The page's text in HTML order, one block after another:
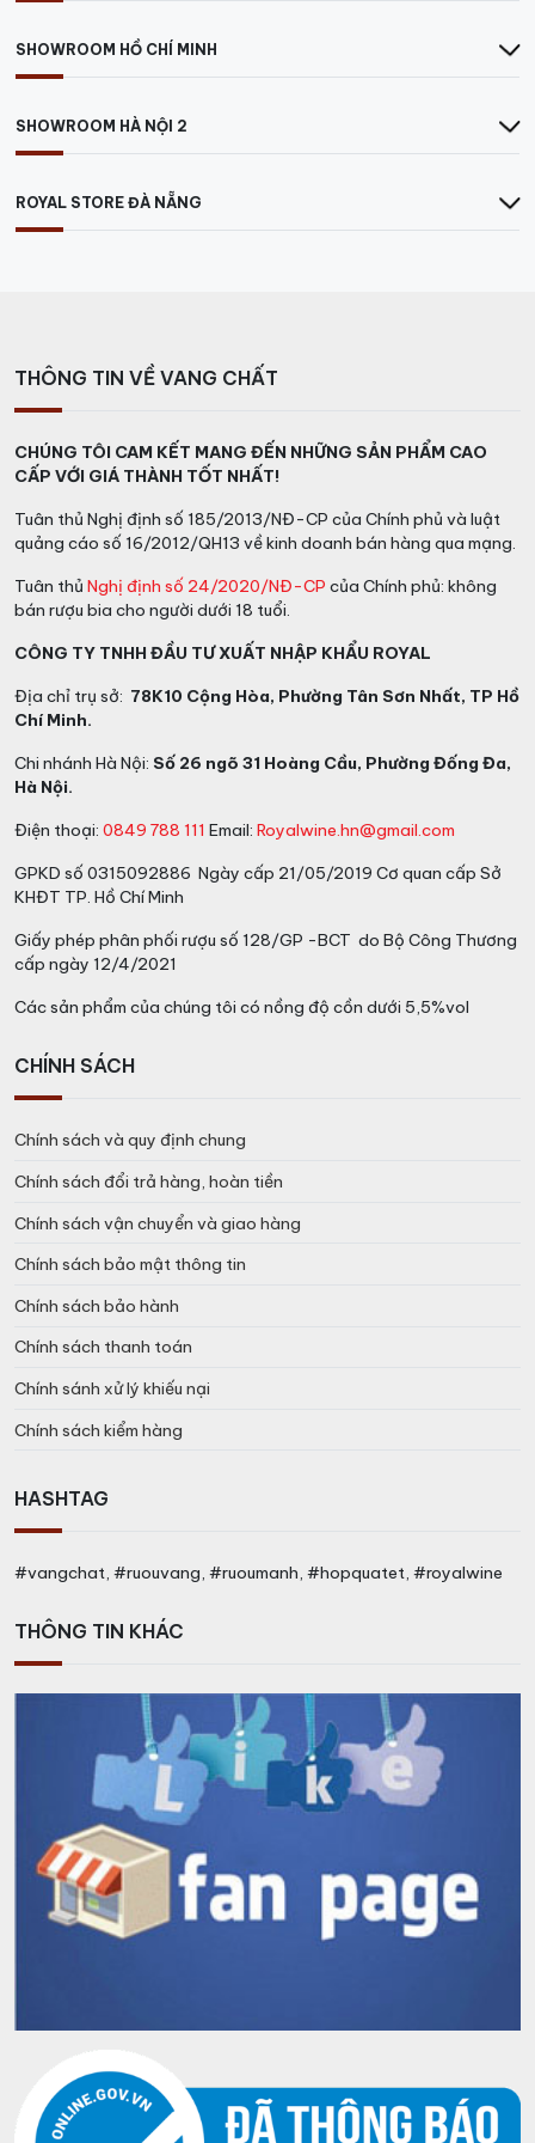
ĐoànHotline:0849.788.111
>>>> Các loại RƯỢU VANG Ý
SHOWROOM HỒ CHÍ MINH
SHOWROOM HÀ NỘI 2
ROYAL STORE ĐÀ NẴNG
THÔNG TIN VỀ VANG CHẤT
CHÚNG TÔI CAM KẾT MANG ĐẾN NHỮNG SẢN PHẨM CAO
CẤP VỚI GIÁ THÀNH TỐT NHẤT!
Tuân thủ Nghị định số 185/2013/NĐ-CP của Chính phủ và luật
quảng cáo số 16/2012/QH13 về kinh doanh bán hàng qua mạng.
Tuân thủ Nghị định số 24/2020/NĐ-CP của Chính phủ: không
bán rượu bia cho người dưới 18 tuổi.
CÔNG TY TNHH ĐẦU TƯ XUẤT NHẬP KHẨU ROYAL
Địa chỉ trụ sở: 78K10 Cộng Hòa, Phường Tân Sơn Nhất, TP Hồ
Chí Minh.
Chi nhánh Hà Nội: Số 26 ngõ 31 Hoàng Cầu, Phường Đống Đa,
Hà Nội.
Điện thoại: 0849 788 111 Email: Royalwine.hn@gmail.com
GPKD số 0315092886 Ngày cấp 21/05/2019 Cơ quan cấp Sở
KHĐT TP. Hồ Chí Minh
Giấy phép phân phối rượu số 128/GP -BCT do Bộ Công Thương
cấp ngày 12/4/2021
Các sản phẩm của chúng tôi có nồng độ cồn dưới 5,5%vol
CHÍNH SÁCH
Chính sách và quy định chung
Chính sách đổi trả hàng, hoàn tiền
Chính sách vận chuyển và giao hàng
Chính sách bảo mật thông tin
Chính sách bảo hành
Chính sách thanh toán
Chính sánh xử lý khiếu nại
Chính sách kiểm hàng
HASHTAG
#vangchat, #ruouvang, #ruoumanh, #hopquatet, #royalwine
THÔNG TIN KHÁC